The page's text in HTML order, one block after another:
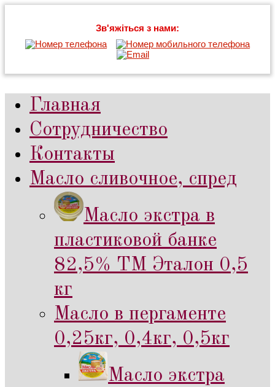
Зв'яжіться з нами:
Главная
Сотрудничество
Контакты
Масло сливочное, спред
Масло экстра в
пластиковой банке
82,5% ТМ Эталон 0,5
кг
Масло в пергаменте
0,25кг, 0,4кг, 0,5кг
Масло экстра